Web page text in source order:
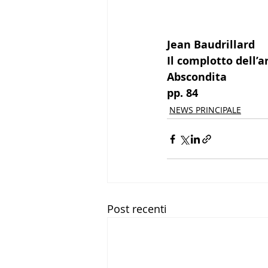
Jean Baudrillard
Il complotto
Abscondita
pp. 84
NEWS PRINCIPALE
Post recenti